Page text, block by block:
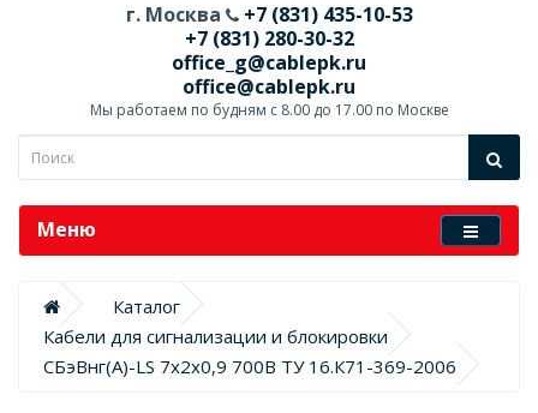
г. Москва
+7 (831) 435-10-53
+7 (831) 280-30-32
office_g@cablepk.ru
office@cablepk.ru
Мы работаем по будням с 8.00 до 17.00 по Москве
Меню
Каталог
Кабели для сигнализации и блокировки
СБэВнг(А)-LS 7х2х0,9 700В ТУ 16.К71-369-2006